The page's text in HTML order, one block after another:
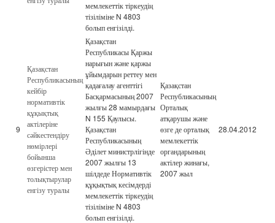
мемлекеттік тіркеудің
тізіліміне N 4803
болып енгізілді.
9
Қазақстан
Республикасының
кейбір
нормативтік
құқықтық
актілеріне
сәйкестендіру
нөмірлері
бойынша
өзгерістер мен
толықтырулар
енгізу туралы
Қазақстан
Республикасы Қаржы
нарығын және қаржы
ұйымдарын реттеу мен
қадағалау агенттігі
Басқармасының 2007
жылғы 28 мамырдағы
N 155 Қаулысы.
Қазақстан
Республикасының
Әділет министрлігінде
2007 жылғы 13
шілдеде Нормативтік
құқықтық кесімдерді
мемлекеттік тіркеудің
тізіліміне N 4803
болып енгізілді.
Қазақстан
Республикасының
Орталық
атқарушы және
өзге де орталық
мемлекеттік
органдарының
актілер жинағы,
2007 жыл
28.04.2012